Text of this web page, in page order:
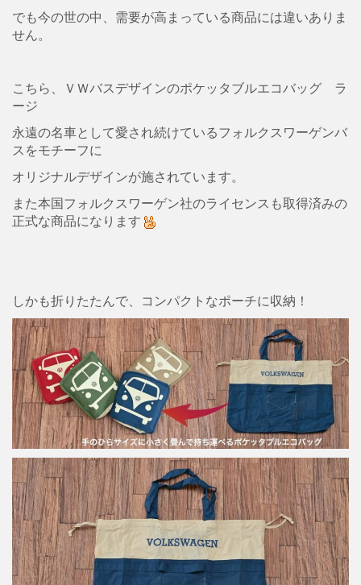
でも今の世の中、需要が高まっている商品には違いありま
せん。
こちら、ＶＷバスデザインのポケッタブルエコバッグ ラ
ージ
永遠の名車として愛され続けているフォルクスワーゲンバ
スをモチーフに
オリジナルデザインが施されています。
また本国フォルクスワーゲン社のライセンスも取得済みの
正式な商品になります
しかも折りたたんで、コンパクトなポーチに収納！